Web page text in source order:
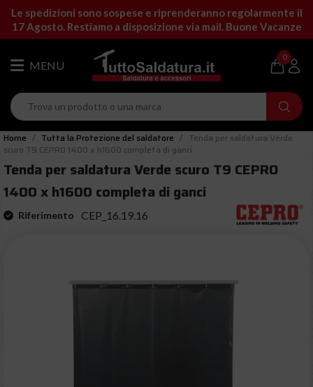
Le spedizioni sono sospese e riprenderanno regolarmente il
17 Agosto. Restiamo a disposizione via mail. Buone Vacanze
0
Home Tutta la Protezione del saldatore
Tenda per saldatura Verde
scuro T9 CEPRO 1400 x h1600 completa di ganci
Tenda per saldatura Verde scuro T9 CEPRO
1400 x h1600 completa di ganci
Riferimento CEP_16.19.16